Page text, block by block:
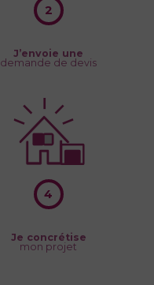
J’envoie une
demande de devis
Je concrétise
mon projet